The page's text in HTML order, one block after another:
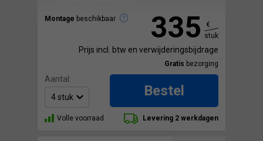
Montage beschikbaar 335
€
stuk
Prijs incl. btw en verwijderingsbijdrage
Gratis bezorging
Aantal:
Bestel
Volle voorraad Levering 2 werkdagen